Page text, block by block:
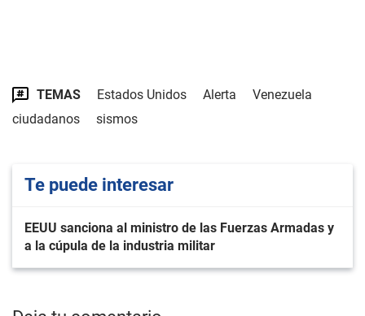
TEMAS Estados Unidos Alerta
Venezuela
ciudadanos
sismos
Te puede interesar
EEUU sanciona al ministro de las Fuerzas Armadas y
a la cúpula de la industria militar